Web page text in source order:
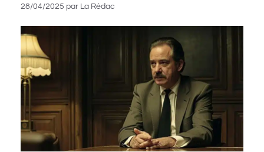
28/04/2025 par La Rédac